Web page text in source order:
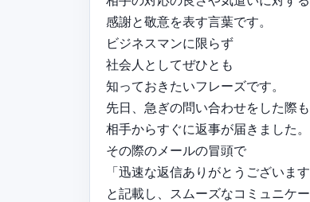
感謝と敬意を表す言葉です。
ビジネスマンに限らず
社会人としてぜひとも
知っておきたいフレーズです。
先日、急ぎの問い合わせをした際も
相手からすぐに返事が届きました。
その際のメールの冒頭で
「迅速な返信ありがとうございます
と記載し、スムーズなコミュニケ